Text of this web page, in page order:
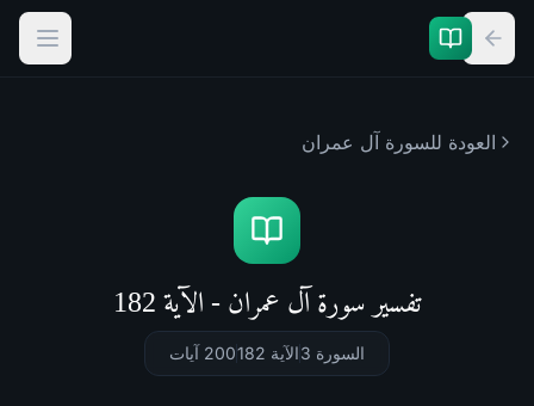
العودة للسورة آل عمران
تفسير سورة آل عمران - الآية 182
السورة 3 الآية 182 200 آيات